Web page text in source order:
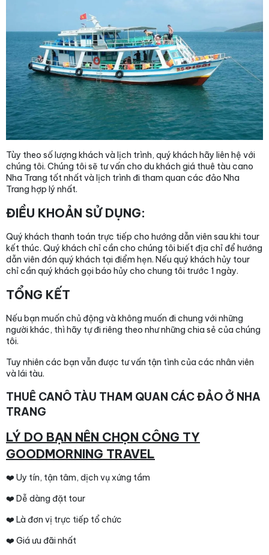
Tùy theo số lượng khách và lịch trình, quý khách hãy liên hệ với
chúng tôi. Chúng tôi sẽ tư vấn cho du khách giá thuê tàu cano
Nha Trang tốt nhất và lịch trình đi tham quan các đảo Nha
Trang hợp lý nhất.
ĐIỀU KHOẢN SỬ DỤNG:
Quý khách thanh toán trực tiếp cho hướng dẫn viên sau khi tour
kết thúc. Quý khách chỉ cần cho chúng tôi biết địa chỉ để hướng
dẫn viên đón quý khách tại điểm hẹn. Nếu quý khách hủy tour
chỉ cần quý khách gọi báo hủy cho chung tôi trước 1 ngày.
TỔNG KẾT
Nếu bạn muốn chủ động và không muốn đi chung với những
người khác, thì hãy tự đi riêng theo như những chia sẻ của chúng
tôi.
Tuy nhiên các bạn vẫn được tư vấn tận tình của các nhân viên
và lái tàu.
THUÊ CANÔ TÀU THAM QUAN CÁC ĐẢO Ở NHA
TRANG
LÝ DO BẠN NÊN CHỌN CÔNG TY
GOODMORNING TRAVEL
❤️ Uy tín, tận tâm, dịch vụ xứng tầm
❤️ Dễ dàng đặt tour
❤️ Là đơn vị trực tiếp tổ chức
❤️ Giá ưu đãi nhất